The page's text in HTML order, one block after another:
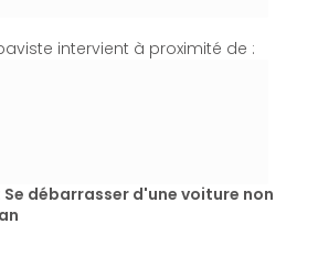
Épaviste intervient à proximité de :
débarrasser d'une voiture non